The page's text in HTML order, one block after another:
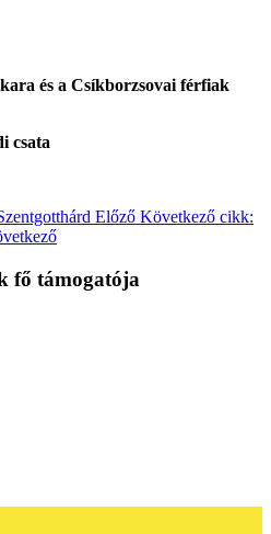
és a Csíkborzsovai férfiak
csata
Előző Következő cikk:
fő támogatója